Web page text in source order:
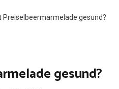
Preiselbeermarmelade gesund?
gesund?